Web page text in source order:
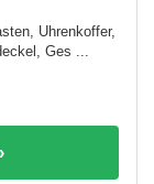
Uhrenkoffer,
Ges ...